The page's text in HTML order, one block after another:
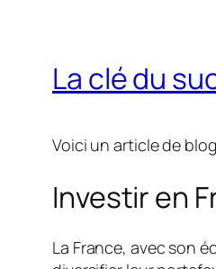
La clé du
Voici un article de
Investir en
La France, avec son